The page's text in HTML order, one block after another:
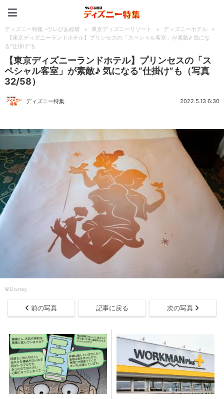
ディズニー特集 -ウレぴあ総研 > 東京ディズニーリゾート > ディズニーホテル
>
【東京ディズニーランドホテル】プリンセスの「スペシャル客室」が素敵♪ 気にな
る“仕掛け”も
【東京ディズニーランドホテル】プリンセスの「ス
ペシャル客室」が素敵♪ 気になる“仕掛け”も（写真
32/58）
ディズニー特集 2022.5.13 6:30
©︎Disney
前の写真 記事に戻る 次の写真